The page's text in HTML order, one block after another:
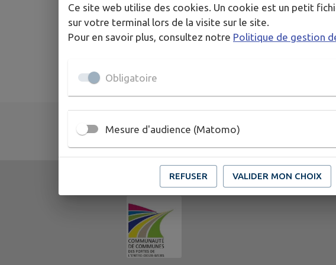
Ce site web utilise des cookies. Un cookie est un petit
sur votre terminal lors de la visite sur le site.
Pour en savoir plus, consultez notre Politique de gestion
Obligatoire
Mesure d'audience (Matomo)
REFUSER VALIDER MON CHOIX